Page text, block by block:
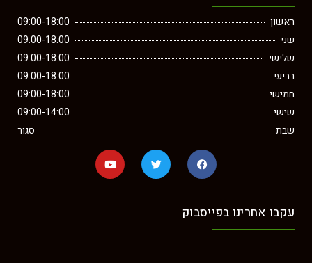
ראשון
09:00-18:00
שני
09:00-18:00
שלישי
09:00-18:00
רביעי
09:00-18:00
חמישי
09:00-18:00
שישי
09:00-14:00
שבת
סגור
עקבו אחרינו בפייסבוק